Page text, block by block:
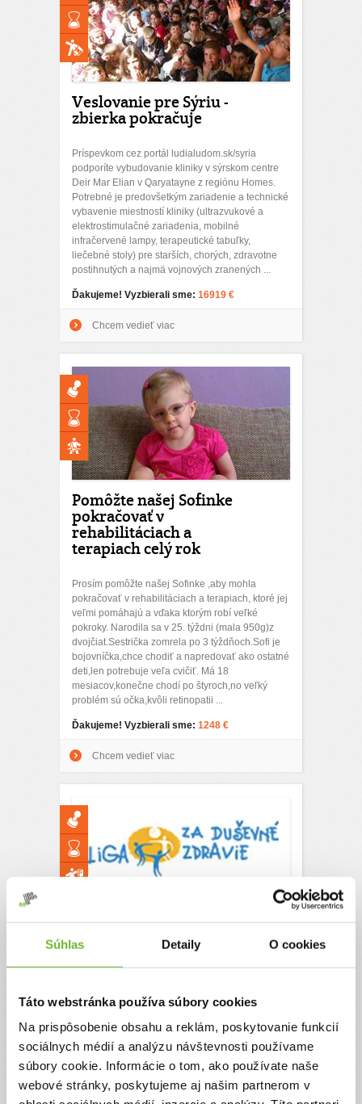
Súhlas Detaily O cookies
Táto webstránka používa súbory cookies
Na prispôsobenie obsahu a reklám, poskytovanie funkcií
sociálnych médií a analýzu návštevnosti používame
súbory cookie. Informácie o tom, ako používate naše
webové stránky, poskytujeme aj našim partnerom v
Veslovanie pre Sýriu -
zbierka pokračuje
Príspevkom cez portál ludialudom.sk/syria
podporíte vybudovanie kliniky v sýrskom centre
Deir Mar Elian v Qaryatayne z regiónu Homes.
Potrebné je predovšetkým zariadenie a technické
vybavenie miestností kliniky (ultrazvukové a
elektrostimulačné zariadenia, mobilné
infračervené lampy, terapeutické tabuľky,
liečebné stoly) pre starších, chorých, zdravotne
postihnutých a najmä vojnových zranených ...
Ďakujeme! Vyzbierali sme: 16919 €
Chcem vedieť viac
Pomôžte našej Sofinke
pokračovať v
rehabilitáciach a
terapiach celý rok
Prosím pomôžte našej Sofinke ,aby mohla
pokračovať v rehabilitáciach a terapiach, ktoré jej
veľmi pomáhajú a vďaka ktorým robí veľké
pokroky. Narodila sa v 25. týždni (mala 950g)z
dvojčiat.Sestrička zomrela po 3 týždňoch.Sofi je
bojovníčka,chce chodiť a napredovať ako ostatné
deti,len potrebuje veľa cvičiť. Má 18
mesiacov,konečne chodí po štyroch,no veľký
problém sú očka,kvôli retinopatii ...
Ďakujeme! Vyzbierali sme: 1248 €
Chcem vedieť viac
POMÔŽTE NÁM
POMÁHAŤ!
MODERNIZÁCIA
www.dusevnezdravie.sk
Psychické problémy sa môžu dotýkať každého z
nás. Finančná neistota, nezamestnanosť,
problémy v osobnom živote a neistá budúcnosť
môžu mať negatívny vplyv na naše duševné
zdravie. Dajme šancu všetkým ľuďom, ktorí majú